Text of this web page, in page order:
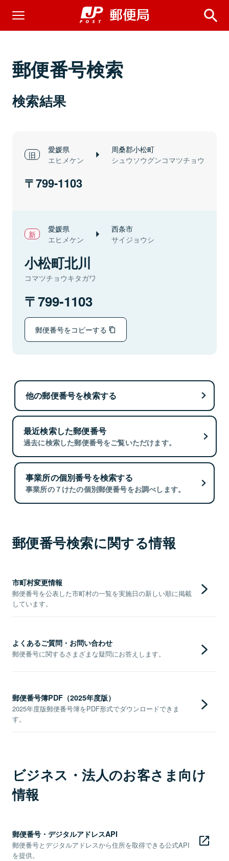
郵便番号検索
検索結果
愛媛県
エヒメケン
周桑郡小松町
シュウソウグンコマツチョウ
799-1103
愛媛県
エヒメケン
西条市
サイジョウシ
小松町北川
コマツチョウキタガワ
799-1103
郵便番号をコピーする
他の郵便番号を検索する
最近検索した郵便番号
過去に検索した郵便番号をご覧いただけます。
事業所の個別番号を検索する
事業所の７けたの個別郵便番号をお調べします。
郵便番号検索に関する情報
市町村変更情報
郵便番号を公表した市町村の一覧を実施日の新しい順に掲載
しています。
よくあるご質問・お問い合わせ
郵便番号に関するさまざまな疑問にお答えします。
郵便番号簿PDF（2025年度版）
2025年度版郵便番号簿をPDF形式でダウンロードできま
す。
ビジネス・法人のお客さま向け
情報
郵便番号・デジタルアドレスAPI
郵便番号とデジタルアドレスから住所を取得できる公式API
を提供。